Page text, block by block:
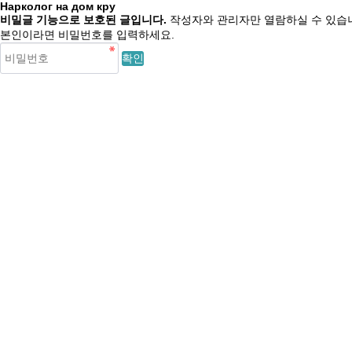
Нарколог на дом кру
비밀글 기능으로 보호된 글입니다. 작성자와 관리자만 열람하실 수 있습
본인이라면 비밀번호를 입력하세요.